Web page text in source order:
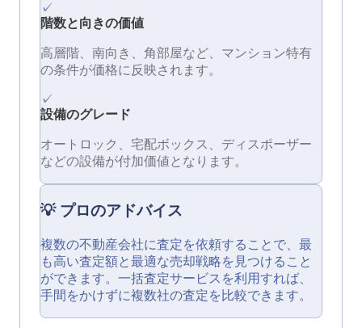
✓
階数と向きの価値
高層階、南向き、角部屋など、マンション特有
の条件が価格に反映されます。
✓
設備のグレード
オートロック、宅配ボックス、ディスポーザー
などの設備が付加価値となります。
💡 プロのアドバイス
複数の不動産会社に査定を依頼することで、最
も高い査定額と最適な売却戦略を見つけること
ができます。一括査定サービスを利用すれば、
手間をかけずに複数社の査定を比較できます。